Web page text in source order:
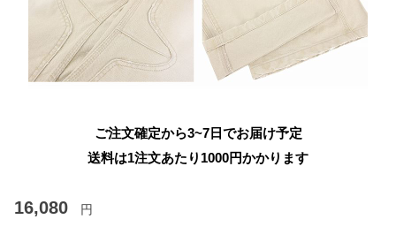
ご注文確定から3~7日でお届け予定
送料は1注文あたり 1000円かかります
16,080 円